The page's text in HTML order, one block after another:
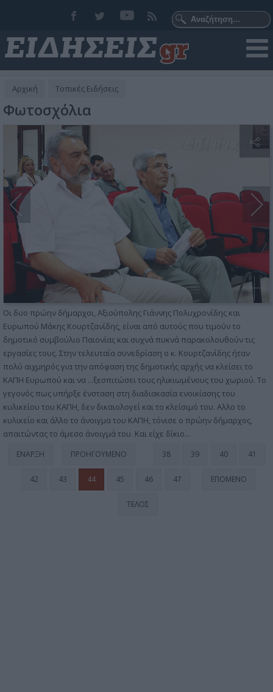
Αρχική Τοπικές Ειδήσεις
Φωτοσχόλια
Οι δυο πρώην δήμαρχοι, Αξιούπολης Γιάννης Πολυχρονίδης και
Ευρωπού Μάκης Κουρτζανίδης, είναι από αυτούς που τιμούν το
δημοτικό συμβούλιο Παιονίας και συχνά πυκνά παρακολουθούν τις
εργασίες τους. Στην τελευταία συνεδρίαση ο κ. Κουρτζανίδης ήταν
πολύ αιχμηρός για την απόφαση της δημοτικής αρχής να κλείσει το
ΚΑΠΗ Ευρωπού και να ...ξεσπιτώσει τους ηλικιωμένους του χωριού. Το
γεγονός πως υπήρξε ένσταση στη διαδιακασία ενοικίασης του
κυλικείου του ΚΑΠΗ, δεν δικαιολογεί και το κλείσιμό του. Αλλο το
κυλικείο και άλλο το άνοιγμα του ΚΑΠΗ, τόνισε ο πρώην δήμαρχος,
απαιτώντας το άμεσο άνοιγμά του. Και είχε δίκιο...
ΈΝΑΡΞΗ ΠΡΟΗΓΟΎΜΕΝΟ 38 39 40 41
42 43 44 45 46 47 ΕΠΌΜΕΝΟ
ΤΈΛΟΣ